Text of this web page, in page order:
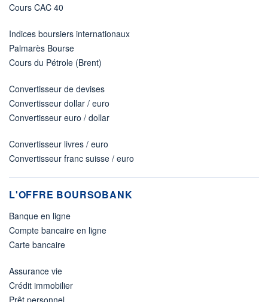
Cours CAC 40
Indices boursiers internationaux
Palmarès Bourse
Cours du Pétrole (Brent)
Convertisseur de devises
Convertisseur dollar / euro
Convertisseur euro / dollar
Convertisseur livres / euro
Convertisseur franc suisse / euro
L'OFFRE BOURSOBANK
Banque en ligne
Compte bancaire en ligne
Carte bancaire
Assurance vie
Crédit immobilier